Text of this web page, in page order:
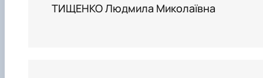
ТИЩЕНКО Людмила Миколаївна